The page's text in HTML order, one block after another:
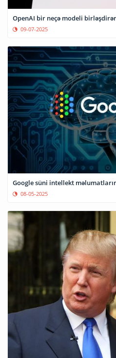
OpenAI bir neçə modeli
09-07-2025
Google süni intellekt
08-05-2025